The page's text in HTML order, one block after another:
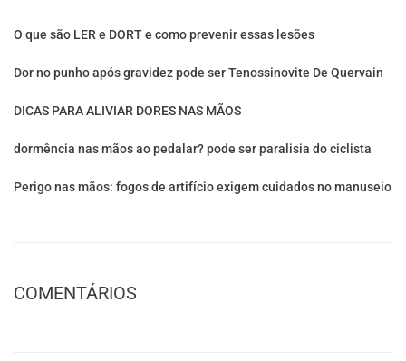
O que são LER e DORT e como prevenir essas lesões
Dor no punho após gravidez pode ser Tenossinovite De Quervain
DICAS PARA ALIVIAR DORES NAS MÃOS
dormência nas mãos ao pedalar? pode ser paralisia do ciclista
Perigo nas mãos: fogos de artifício exigem cuidados no manuseio
COMENTÁRIOS